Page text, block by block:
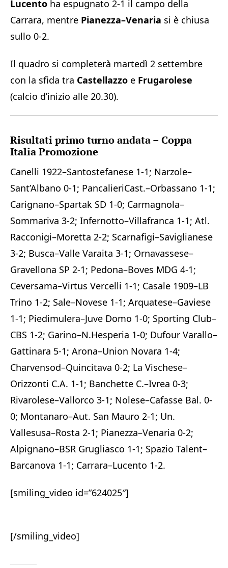
Lucento ha espugnato 2-1 il campo della
Carrara, mentre Pianezza–Venaria si è chiusa
sullo 0-2.
Il quadro si completerà martedì 2 settembre
con la sfida tra Castellazzo e Frugarolese
(calcio d’inizio alle 20.30).
Risultati primo turno andata – Coppa
Italia Promozione
Canelli 1922–Santostefanese 1-1; Narzole–
Sant’Albano 0-1; PancalieriCast.–Orbassano 1-1;
Carignano–Spartak SD 1-0; Carmagnola–
Sommariva 3-2; Infernotto–Villafranca 1-1; Atl.
Racconigi–Moretta 2-2; Scarnafigi–Saviglianese
3-2; Busca–Valle Varaita 3-1; Ornavassese–
Gravellona SP 2-1; Pedona–Boves MDG 4-1;
Ceversama–Virtus Vercelli 1-1; Casale 1909–LB
Trino 1-2; Sale–Novese 1-1; Arquatese–Gaviese
1-1; Piedimulera–Juve Domo 1-0; Sporting Club–
CBS 1-2; Garino–N.Hesperia 1-0; Dufour Varallo–
Gattinara 5-1; Arona–Union Novara 1-4;
Charvensod–Quincitava 0-2; La Vischese–
Orizzonti C.A. 1-1; Banchette C.–Ivrea 0-3;
Rivarolese–Vallorco 3-1; Nolese–Cafasse Bal. 0-
0; Montanaro–Aut. San Mauro 2-1; Un.
Vallesusa–Rosta 2-1; Pianezza–Venaria 0-2;
Alpignano–BSR Grugliasco 1-1; Spazio Talent–
Barcanova 1-1; Carrara–Lucento 1-2.
[smiling_video id=”624025″]
[/smiling_video]